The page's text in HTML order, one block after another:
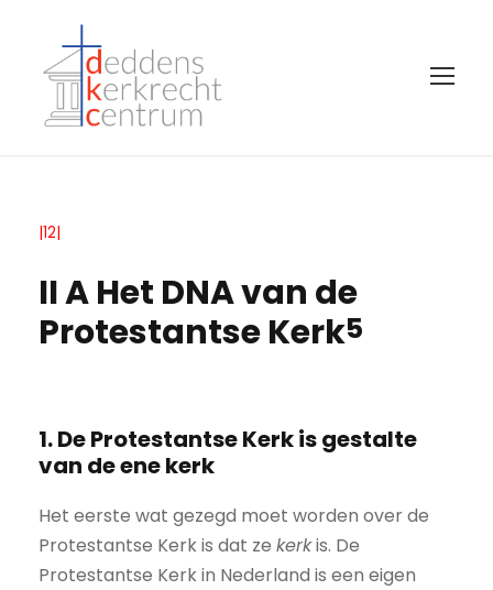
|12|
II A Het DNA van de
Protestantse Kerk5
1. De Protestantse Kerk is gestalte
van de ene kerk
Het eerste wat gezegd moet worden over de
Protestantse Kerk is dat ze kerkis. De
Protestantse Kerk in Nederland is een eigen